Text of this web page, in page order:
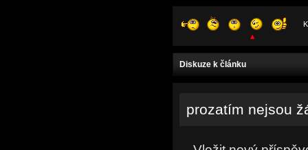
Diskuze k článku
prozatím nejsou